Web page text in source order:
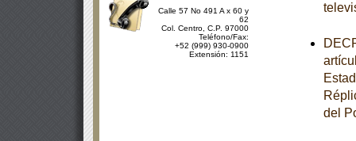
Calle 57 No 491 A x 60 y
62
Col. Centro, C.P. 97000
Teléfono/Fax:
+52 (999) 930-0900
Extensión: 1151
del